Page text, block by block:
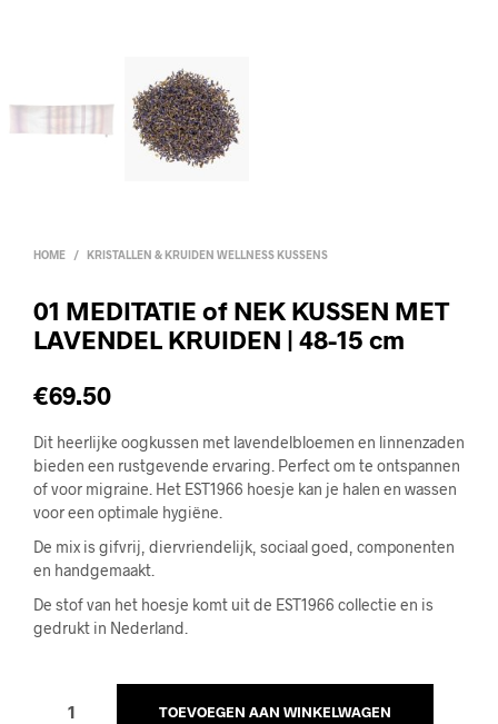
HOME / KRISTALLEN & KRUIDEN WELLNESS KUSSENS
01 MEDITATIE of NEK KUSSEN MET
LAVENDEL KRUIDEN | 48-15 cm
€69.50
Dit heerlijke oogkussen met lavendelbloemen en linnenzaden
bieden een rustgevende ervaring. Perfect om te ontspannen
of voor migraine. Het EST1966 hoesje kan je halen en wassen
voor een optimale hygiëne.
De mix is ​​gifvrij, diervriendelijk, sociaal goed, componenten
en handgemaakt.
De stof van het hoesje komt uit de EST1966 collectie en is
gedrukt in Nederland.
TOEVOEGEN AAN WINKELWAGEN